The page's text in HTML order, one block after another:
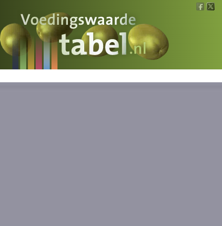
Voedingswaarde
Wat is wat?